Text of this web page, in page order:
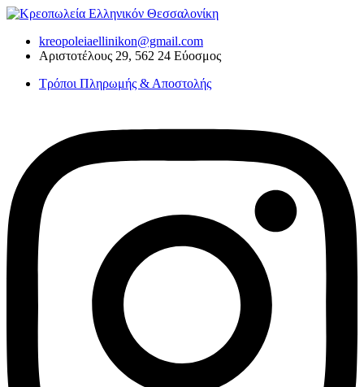
Skip
contentkreopoleiaellinikon@gmail.com
Αριστοτέλους 29, 562 24 Εύοσμος
Τρόποι Πληρωμής & Αποστολής